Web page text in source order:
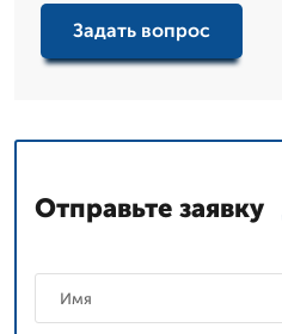
Задать вопрос
Отправьте заявку